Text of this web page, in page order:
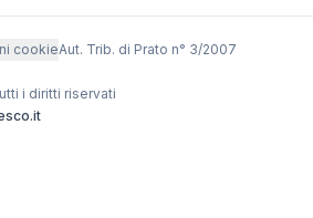
cookieAut. Trib. di Prato n° 3/2007
i diritti riservati